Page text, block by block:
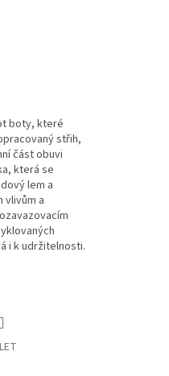
boty, které
střih,
část obuvi
která se
lem a
vlivům a
i k udržitelnosti.